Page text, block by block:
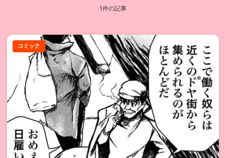
1件の記事
コミック